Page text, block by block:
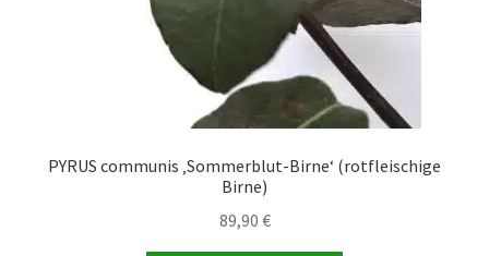
werden
PYRUS communis ‚Sommerblut-Birne‘ (rotfleischige
Birne)
89,90 €